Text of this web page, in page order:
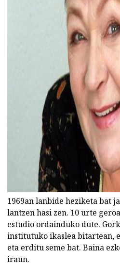
ad
1969an lanbide heziketa bat
lantzen hasi zen. 10 urte
estudio ordainduko dute.
institutuko ikaslea bitartean,
eta erditu seme bat. Baina
iraun.